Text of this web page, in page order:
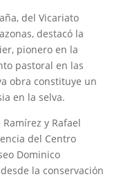
del Vicariato
destacó la
pionero en la
pastoral en las
obra constituye un
en la selva.
y Rafael
del Centro
Dominico
la conservación